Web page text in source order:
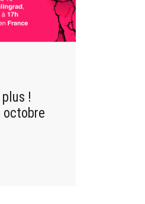
!
octobre